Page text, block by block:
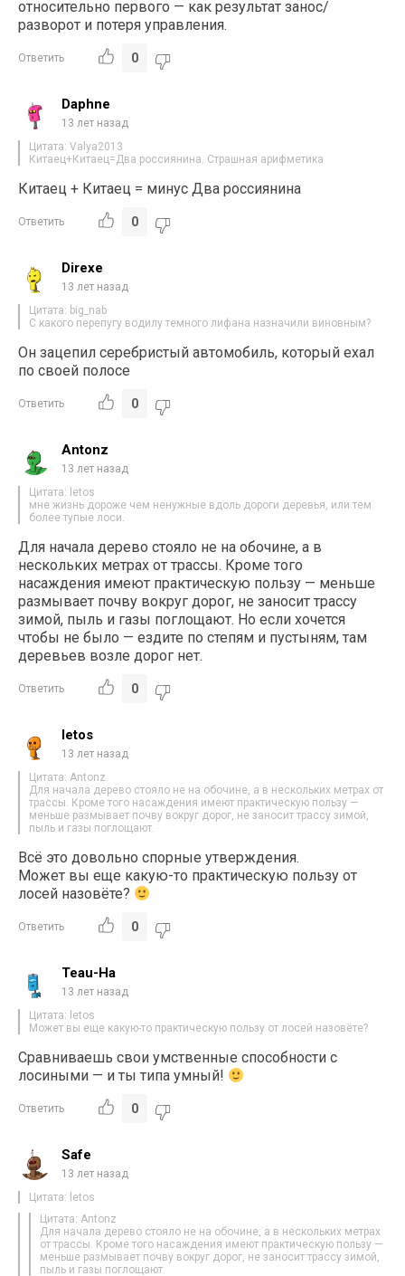
относительно первого — как результат занос/
разворот и потеря управления.
Ответить 0
Daphne
13 лет назад
Цитата: Valya2013
Китаец+Китаец=Два россиянина. Страшная арифметика
Китаец + Китаец = минус Два россиянина
Ответить 0
Direxe
13 лет назад
Цитата: big_nab
С какого перепугу водилу темного лифана назначили виновным?
Он зацепил серебристый автомобиль, который ехал
по своей полосе
Ответить 0
Antonz
13 лет назад
Цитата: letos
мне жизнь дороже чем ненужные вдоль дороги деревья, или тем
более тупые лоси.
Для начала дерево стояло не на обочине, а в
нескольких метрах от трассы. Кроме того
насаждения имеют практическую пользу — меньше
размывает почву вокруг дорог, не заносит трассу
зимой, пыль и газы поглощают. Но если хочется
чтобы не было — ездите по степям и пустыням, там
деревьев возле дорог нет.
Ответить 0
letos
13 лет назад
Цитата: Antonz
Для начала дерево стояло не на обочине, а в нескольких метрах от
трассы. Кроме того насаждения имеют практическую пользу —
меньше размывает почву вокруг дорог, не заносит трассу зимой,
пыль и газы поглощают.
Всё это довольно спорные утверждения.
Может вы еще какую-то практическую пользу от
лосей назовёте?
Ответить 0
Teau-Ha
13 лет назад
Цитата: letos
Может вы еще какую-то практическую пользу от лосей назовёте?
Cравниваешь свои умственные способности с
лосиными — и ты типа умный!
Ответить 0
Safe
13 лет назад
Цитата: letos
Цитата: Antonz
Для начала дерево стояло не на обочине, а в нескольких метрах
от трассы. Кроме того насаждения имеют практическую пользу —
меньше размывает почву вокруг дорог, не заносит трассу зимой,
пыль и газы поглощают.